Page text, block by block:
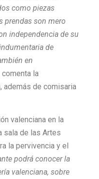
como piezas
prendas son mero
independencia de su
de
en
comenta la
además de comisaria
valenciana en la
sala de las Artes
la pervivencia y el
podrá conocer la
valenciana, sobre